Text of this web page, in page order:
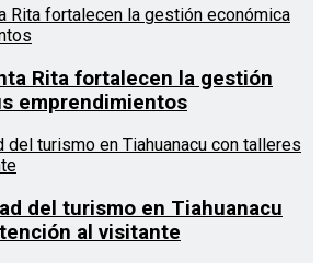
Rita fortalecen la gestión
emprendimientos
del turismo en Tiahuanacu
al visitante